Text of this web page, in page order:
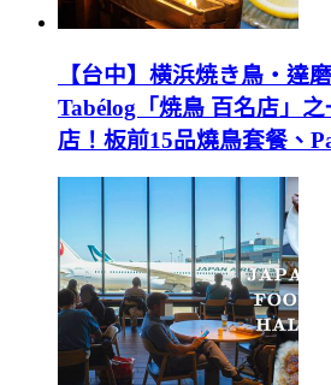
【台中】横浜焼き鳥‧達
Tabélog「焼鳥 百名店」
店！板前15品燒鳥套餐、